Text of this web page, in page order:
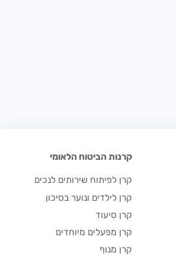
קרנות הביטוח הלאומי
קרן לפיתוח שירותים לנכים
קרן לילדים ונוער בסיכון
קרן סיעוד
קרן מפעלים מיוחדים
קרן מנוף